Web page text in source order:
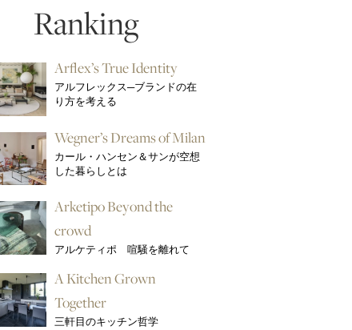
Ranking
Arflex’s True Identity
アルフレックス─ブランドの在
り方を考える
Wegner’s Dreams of Milan
カール・ハンセン＆サンが空想
した暮らしとは
Arketipo Beyond the
crowd
アルケティポ 喧騒を離れて
A Kitchen Grown
Together
三軒目のキッチン哲学